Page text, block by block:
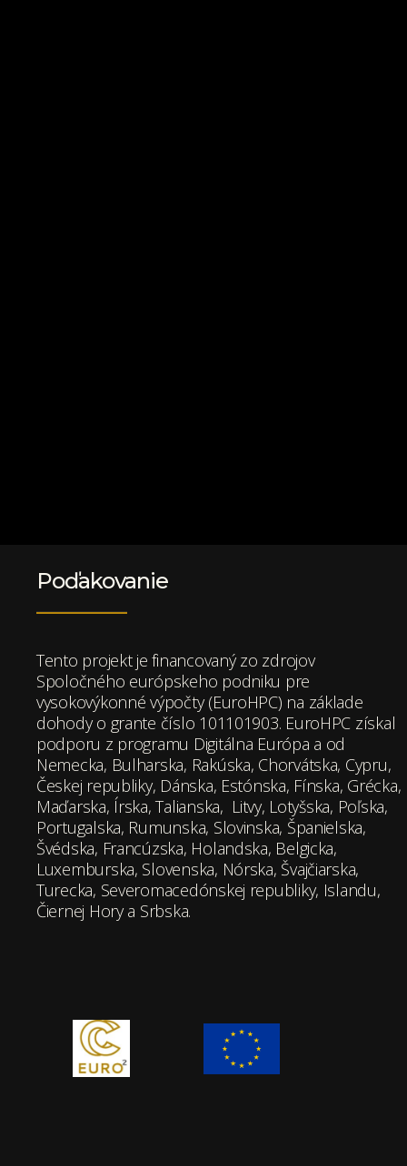
Poďakovanie
Tento projekt je financovaný zo zdrojov
Spoločného európskeho podniku pre
vysokovýkonné výpočty (EuroHPC) na základe
dohody o grante číslo 101101903. EuroHPC získal
podporu z programu Digitálna Európa a od
Nemecka, Bulharska, Rakúska, Chorvátska, Cypru,
Českej republiky, Dánska, Estónska, Fínska, Grécka,
Maďarska, Írska, Talianska, Litvy, Lotyšska, Poľska,
Portugalska, Rumunska, Slovinska, Španielska,
Švédska, Francúzska, Holandska, Belgicka,
Luxemburska, Slovenska, Nórska, Švajčiarska,
Turecka, Severomacedónskej republiky, Islandu,
Čiernej Hory a Srbska.